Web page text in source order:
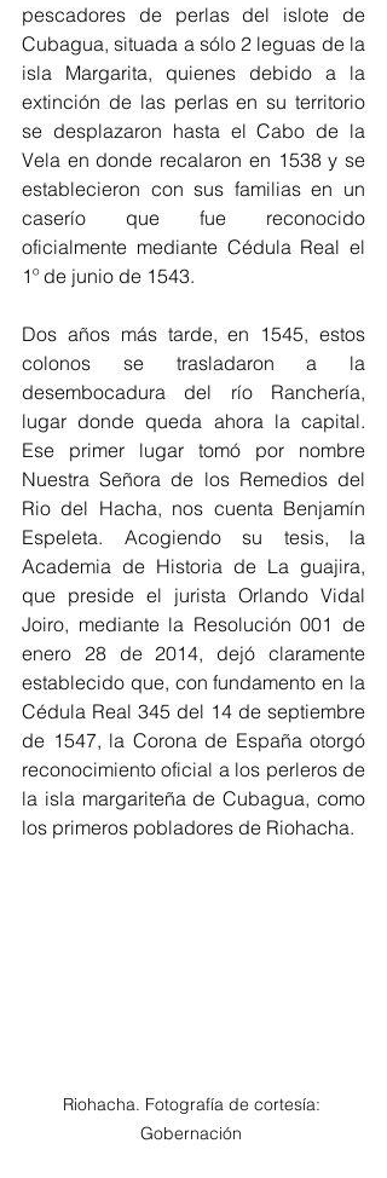
pescadores de perlas del islote de
Cubagua, situada a sólo 2 leguas de la
isla Margarita, quienes debido a la
extinción de las perlas en su territorio
se desplazaron hasta el Cabo de la
Vela en donde recalaron en 1538 y se
establecieron con sus familias en un
caserío que fue reconocido
oficialmente mediante Cédula Real el
1º de junio de 1543.
Dos años más tarde, en 1545, estos
colonos se trasladaron a la
desembocadura del río Ranchería,
lugar donde queda ahora la capital.
Ese primer lugar tomó por nombre
Nuestra Señora de los Remedios del
Rio del Hacha, nos cuenta Benjamín
Espeleta. Acogiendo su tesis, la
Academia de Historia de La guajira,
que preside el jurista Orlando Vidal
Joiro, mediante la Resolución 001 de
enero 28 de 2014, dejó claramente
establecido que, con fundamento en la
Cédula Real 345 del 14 de septiembre
de 1547, la Corona de España otorgó
reconocimiento oficial a los perleros de
la isla margariteña de Cubagua, como
los primeros pobladores de Riohacha.
Riohacha. Fotografía de cortesía:
Gobernación